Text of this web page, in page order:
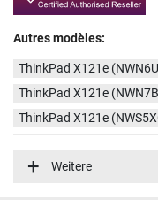
Autres modèles:
ThinkPad X121e
ThinkPad X121e
ThinkPad X121e
ThinkPad X121e
Weitere